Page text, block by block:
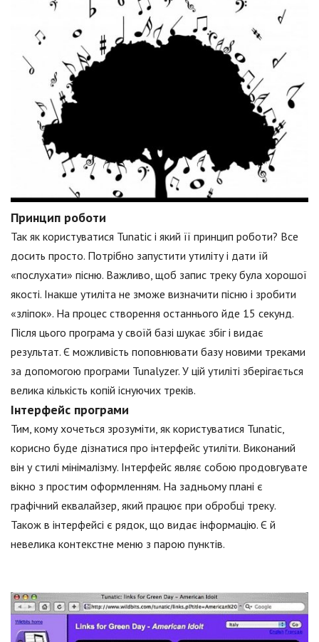
Принцип роботи
Так як користуватися Tunatic і який її принцип роботи? Все
досить просто. Потрібно запустити утиліту і дати їй
«послухати» пісню. Важливо, щоб запис треку була хорошої
якості. Інакше утиліта не зможе визначити пісню і зробити
«зліпок». На процес створення останнього йде 15 секунд.
Після цього програма у своїй базі шукає збіг і видає
результат. Є можливість поповнювати базу новими треками
за допомогою програми Tunalyzer. У цій утиліті зберігається
велика кількість копій існуючих треків.
Інтерфейс програми
Тим, кому хочеться зрозуміти, як користуватися Tunatic,
корисно буде дізнатися про інтерфейс утиліти. Виконаний
він у стилі мінімалізму. Інтерфейс являє собою продовгувате
вікно з простим оформленням. На задньому плані є
графічний еквалайзер, який працює при обробці треку.
Також в інтерфейсі є рядок, що видає інформацію. Є й
невелика контекстне меню з парою пунктів.